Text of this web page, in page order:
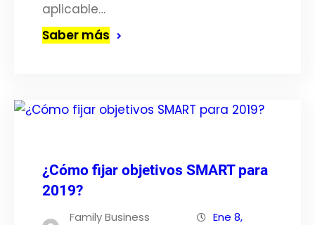
aplicable…
Saber más
¿Cómo fijar objetivos SMART para
2019?
Family Business
Ene 8,